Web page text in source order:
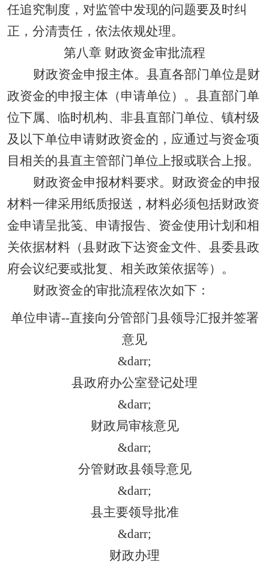
任追究制度，对监管中发现的问题要及时纠
正，分清责任，依法依规处理。
第八章 财政资金审批流程
财政资金申报主体。县直各部门单位是财
政资金的申报主体（申请单位）。县直部门单
位下属、临时机构、非县直部门单位、镇村级
及以下单位申请财政资金的，应通过与资金项
目相关的县直主管部门单位上报或联合上报。
财政资金申报材料要求。财政资金的申报
材料一律采用纸质报送，材料必须包括财政资
金申请呈批笺、申请报告、资金使用计划和相
关依据材料（县财政下达资金文件、县委县政
府会议纪要或批复、相关政策依据等）。
财政资金的审批流程依次如下：
单位申请--直接向分管部门县领导汇报并签署
意见
&darr;
县政府办公室登记处理
&darr;
财政局审核意见
&darr;
分管财政县领导意见
&darr;
县主要领导批准
&darr;
财政办理